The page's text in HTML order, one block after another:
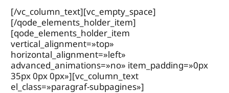
[/vc_column_text][vc_empty_space]
[/qode_elements_holder_item]
[qode_elements_holder_item
vertical_alignment=»top»
horizontal_alignment=»left»
advanced_animations=»no» item_padding=»0px
35px 0px 0px»][vc_column_text
el_class=»paragraf-subpagines»]